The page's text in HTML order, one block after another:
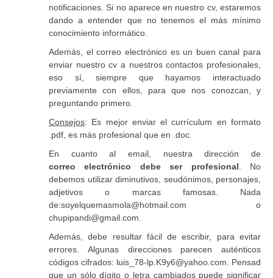
notificaciones. Si no aparece en nuestro cv, estaremos
dando a entender que no tenemos el más mínimo
conocimiento informático.
Además, el correo electrónico es un buen canal para
enviar nuestro cv a nuestros contactos profesionales,
eso sí, siempre que hayamos interactuado
previamente con ellos, para que nos conozcan, y
preguntando primero.
Consejos: Es mejor enviar el currículum en formato
.pdf, es más profesional que en .doc.
En cuanto al email, nuestra dirección de
correo electrónico debe ser profesional . No
debemos utilizar diminutivos, seudónimos, personajes,
adjetivos o marcas famosas. Nada
de:soyelquemasmola@hotmail.com o
chupipandi@gmail.com.
Además, debe resultar fácil de escribir, para evitar
errores. Algunas direcciones parecen auténticos
códigos cifrados: luis_78-lp.K9y6@yahoo.com. Pensad
que un sólo dígito o letra cambiados puede significar